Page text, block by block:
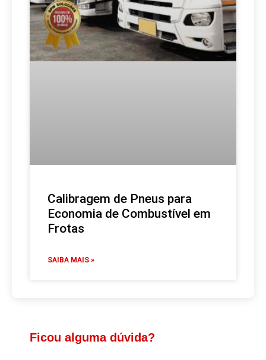
Calibragem de Pneus para
Economia de Combustível em
Frotas
SAIBA MAIS »
Ficou alguma dúvida?